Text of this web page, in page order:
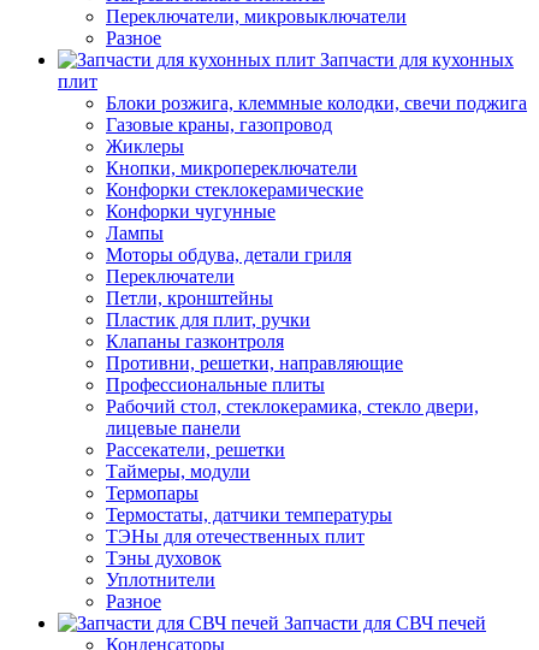
Переключатели, микровыключатели
Разное
Запчасти для кухонных
плит
Блоки розжига, клеммные колодки, свечи поджига
Газовые краны, газопровод
Жиклеры
Кнопки, микропереключатели
Конфорки стеклокерамические
Конфорки чугунные
Лампы
Моторы обдува, детали гриля
Переключатели
Петли, кронштейны
Пластик для плит, ручки
Клапаны газконтроля
Противни, решетки, направляющие
Профессиональные плиты
Рабочий стол, стеклокерамика, стекло двери,
лицевые панели
Рассекатели, решетки
Таймеры, модули
Термопары
Термостаты, датчики температуры
ТЭНы для отечественных плит
Тэны духовок
Уплотнители
Разное
Запчасти для СВЧ печей
Конденсаторы